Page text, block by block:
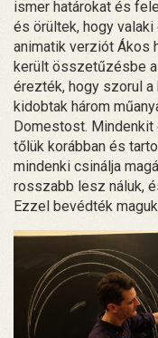
ismer határokat és
és örültek, hogy
animatik verziót Ákos
került összetűzésbe
érezték, hogy szorul a
kidobtak három
Domestost. Mindenkit
tőlük korábban és
mindenki csinálja
rosszabb lesz náluk,
Ezzel bevédték